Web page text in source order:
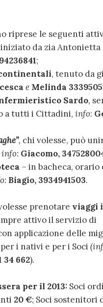
riprese le seguenti
iniziato da zia Antonietta
;
, tenuto da
e Melinda
Sardo,
a tutti i Cittadini, info:
, chi volesse, può
info: Giacomo,
– in bacheca, orario
Biagio, 3934941503.
prenotare viaggi
attivo il servizio di
applicazione delle
i nativi e per i Soci
34 662).
per il 2013: Soci
20 €; Soci sostenitori